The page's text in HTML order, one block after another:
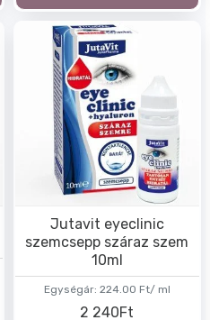
Egységár: 224.00 Ft/ ml
Jutavit eyeclinic
szemcsepp száraz szem
10ml
2 240Ft